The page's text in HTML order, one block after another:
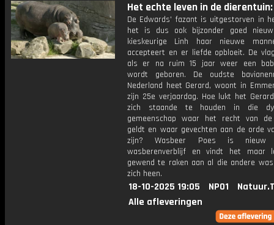
Het echte leven in de
De Edwards' fazant is uitgestorven in
het is dus ook bijzonder goed
kieskeurige Linh haar nieuwe
accepteert en er liefde opbloeit. De
als er na ruim 15 jaar weer een
wordt geboren. De oudste
Nederland heet Gerard, woont in
zijn 25e verjaardag. Hoe lukt het
zich staande te houden in die
gemeenschap waar het recht van
geldt en waar gevechten aan de orde
zijn? Wasbeer Poes is
wasberenverblijf en vindt het maar
gewend te raken aan al die andere
zich heen.
18-10-2025 19:05 NPO1
Alle afleveringen